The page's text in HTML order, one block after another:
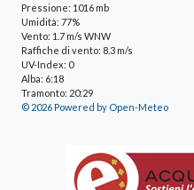
Pressione: 1016 mb
Umidità: 77%
Vento: 1.7 m/s WNW
Raffiche di vento: 8.3 m/s
UV-Index: 0
Alba: 6:18
Tramonto: 20:29
© 2026 Powered by Open-Meteo